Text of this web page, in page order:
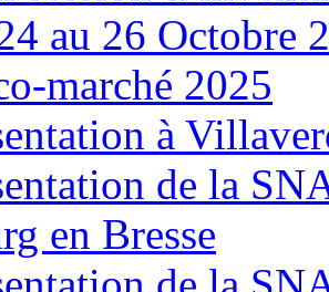
au 26 Octobre
marché 2025
à
de la
en Bresse